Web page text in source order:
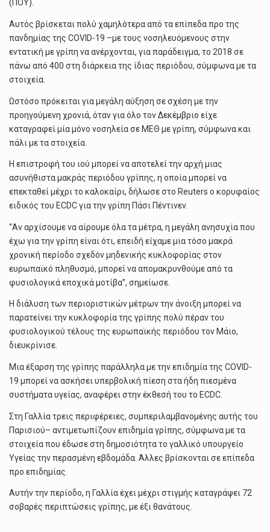
(ΠΟΥ).
Αυτός βρίσκεται πολύ χαμηλότερα από τα επίπεδα προ της
πανδημίας της COVID-19 –με τους νοσηλευόμενους στην
εντατική με γρίπη να ανέρχονται, για παράδειγμα, το 2018 σε
πάνω από 400 στη διάρκεια της ίδιας περιόδου, σύμφωνα με τα
στοιχεία.
Ωστόσο πρόκειται για μεγάλη αύξηση σε σχέση με την
προηγούμενη χρονιά, όταν για όλο τον Δεκέμβριο είχε
καταγραφεί μία μόνο νοσηλεία σε ΜΕΘ με γρίπη, σύμφωνα και
πάλι με τα στοιχεία.
Η επιστροφή του ιού μπορεί να αποτελεί την αρχή μιας
ασυνήθιστα μακράς περιόδου γρίπης, η οποία μπορεί να
επεκταθεί μέχρι το καλοκαίρι, δήλωσε στο Reuters ο κορυφαίος
ειδικός του ECDC για την γρίπη Πάσι Πέντινεν.
“Αν αρχίσουμε να αίρουμε όλα τα μέτρα, η μεγάλη ανησυχία που
έχω για την γρίπη είναι ότι, επειδή είχαμε μια τόσο μακρά
χρονική περίοδο σχεδόν μηδενικής κυκλοφορίας στον
ευρωπαϊκό πληθυσμό, μπορεί να απομακρυνθούμε από τα
φυσιολογικά εποχικά μοτίβα”, σημείωσε.
Η διάλυση των περιοριστικών μέτρων την άνοιξη μπορεί να
παρατείνει την κυκλοφορία της γρίπης πολύ πέραν του
φυσιολογικού τέλους της ευρωπαϊκής περιόδου τον Μάιο,
διευκρίνισε.
Μια έξαρση της γρίπης παράλληλα με την επιδημία της COVID-
19 μπορεί να ασκήσει υπερβολική πίεση στα ήδη πιεσμένα
συστήματα υγείας, αναφέρει στην έκθεσή του το ECDC.
Στη Γαλλία τρεις περιφέρειες, συμπεριλαμβανομένης αυτής του
Παρισιού– αντιμετωπίζουν επιδημία γρίπης, σύμφωνα με τα
στοιχεία που έδωσε στη δημοσιότητα το γαλλικό υπουργείο
Υγείας την περασμένη εβδομάδα. Άλλες βρίσκονται σε επίπεδα
προ επιδημίας.
Αυτήν την περίοδο, η Γαλλία έχει μέχρι στιγμής καταγράψει 72
σοβαρές περιπτώσεις γρίπης, με έξι θανάτους.